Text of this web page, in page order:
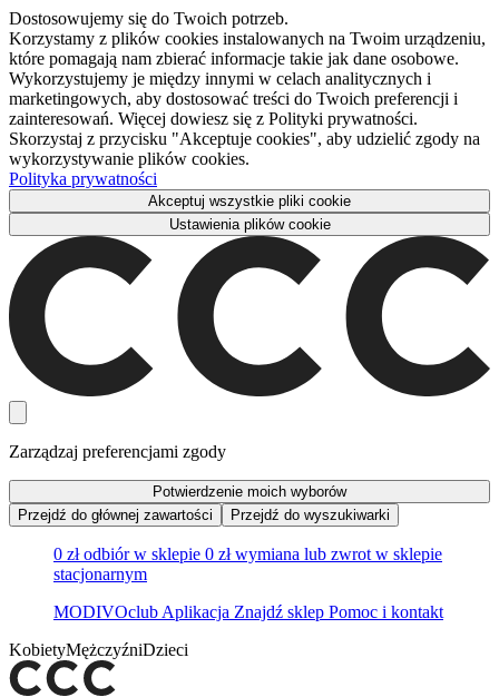
Dostosowujemy się do Twoich potrzeb.
Korzystamy z plików cookies instalowanych na Twoim urządzeniu,
które pomagają nam zbierać informacje takie jak dane osobowe.
Wykorzystujemy je między innymi w celach analitycznych i
marketingowych, aby dostosować treści do Twoich preferencji i
zainteresowań. Więcej dowiesz się z Polityki prywatności.
Skorzystaj z przycisku "Akceptuje cookies", aby udzielić zgody na
wykorzystywanie plików cookies.
Polityka prywatności
Akceptuj wszystkie pliki cookie
Ustawienia plików cookie
Zarządzaj preferencjami zgody
Potwierdzenie moich wyborów
Przejdź do głównej zawartości
Przejdź do wyszukiwarki
0 zł odbiór w sklepie 0 zł wymiana lub zwrot w sklepie
stacjonarnym
MODIVOclub Aplikacja Znajdź sklep Pomoc i kontakt
KobietyMężczyźniDzieci